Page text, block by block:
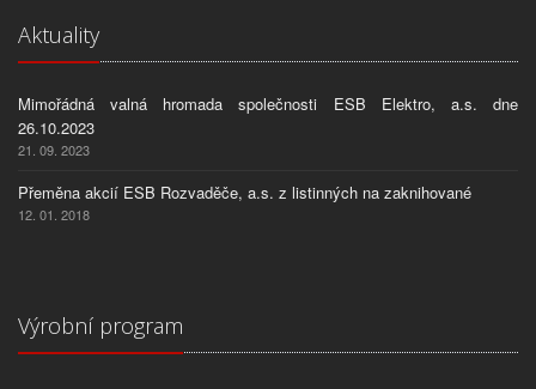
Aktuality
Mimořádná valná hromada společnosti ESB Elektro, a.s. dne
26.10.2023
21. 09. 2023
Přeměna akcií ESB Rozvaděče, a.s. z listinných na zaknihované
12. 01. 2018
Výrobní program